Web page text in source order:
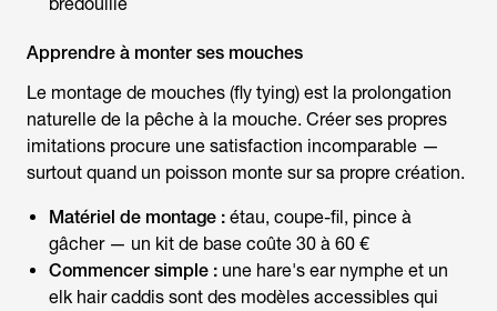
Apprendre à monter ses mouches
Le montage de mouches (fly tying) est la prolongation
naturelle de la pêche à la mouche. Créer ses propres
imitations procure une satisfaction incomparable —
surtout quand un poisson monte sur sa propre création.
Matériel de montage : étau, coupe-fil, pince à
gâcher — un kit de base coûte 30 à 60 €
Commencer simple : une hare's ear nymphe et un
elk hair caddis sont des modèles accessibles qui